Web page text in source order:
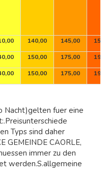
140,00 145,00
150,00 175,00
150,00 175,00
Nacht)gelten fuer eine
Typs sind daher
GEMEINDE CAORLE,
immer zu den
werden.S.allgemeine